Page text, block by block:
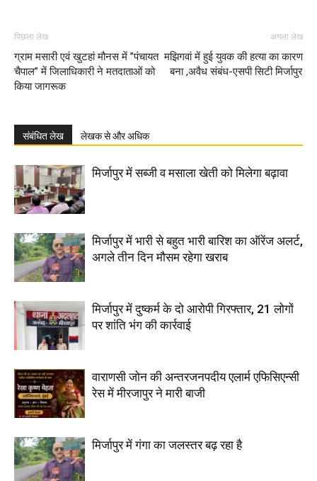
पिछला लेख
ग्राम मसारी एवं खुटहां मौनस में ’’पंचायत
चैपाल’’ में जिलाधिकारी ने मतदाताओं को
किया जागरूक
अगला लेख
मझिगवां में हुई युवक की हत्या का कारण
बना ,अवैध संबंध-एसपी सिटी मिर्जापुर
संबंधित लेख लेखक से और अधिक
मिर्जापुर में सब्जी व मसाला खेती को मिलेगा बढ़ावा
मिर्जापुर में भारी से बहुत भारी बारिश का ऑरेंज अलर्ट,
अगले तीन दिन मौसम रहेगा खराब
मिर्जापुर में दुष्कर्म के दो आरोपी गिरफ्तार, 21 लोगों
पर शांति भंग की कार्रवाई
वाराणसी जोन की अन्तरजनपदीय एलार्म एफिसिएन्सी
रेस में मीरजापुर ने मारी बाजी
मिर्जापुर में गंगा का जलस्तर बढ़ रहा है